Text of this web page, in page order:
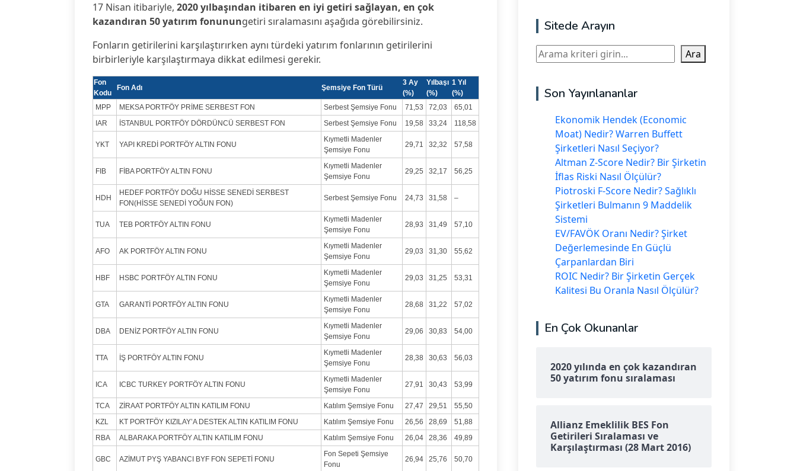
17 Nisan itibariyle, 2020 yılbaşından itibaren en iyi getiri sağlayan, en çok
kazandıran 50 yatırım fonunungetiri sıralamasını aşağıda görebilirsiniz.
Fonların getirilerini karşılaştırırken aynı türdeki yatırım fonlarının getirilerini
birbirleriyle karşılaştırmaya dikkat edilmesi gerekir.
Fon
Kodu
Fon Adı Şemsiye Fon Türü
3 Ay
(%)
Yılbaşı
(%)
1 Yıl
(%)
MPP
MEKSA PORTFÖY PRİME SERBEST FON Serbest Şemsiye Fonu 71,53 72,03
65,01
IAR
İSTANBUL PORTFÖY DÖRDÜNCÜ SERBEST FON Serbest Şemsiye Fonu 19,58 33,24 118,58
YKT YAPI KREDİ PORTFÖY ALTIN FONU
Kıymetli Madenler
Şemsiye Fonu
29,71 32,32 57,58
FIB FİBA PORTFÖY ALTIN FONU
Kıymetli Madenler
Şemsiye Fonu
29,25 32,17 56,25
HDH
HEDEF PORTFÖY DOĞU HİSSE SENEDİ SERBEST
FON(HİSSE SENEDİ YOĞUN FON)
Serbest Şemsiye Fonu 24,73 31,58 –
TUA TEB PORTFÖY ALTIN FONU
Kıymetli Madenler
Şemsiye Fonu
28,93 31,49 57,10
AFO AK PORTFÖY ALTIN FONU
Kıymetli Madenler
Şemsiye Fonu
29,03 31,30 55,62
HBF HSBC PORTFÖY ALTIN FONU
Kıymetli Madenler
Şemsiye Fonu
29,03 31,25 53,31
GTA GARANTİ PORTFÖY ALTIN FONU
Kıymetli Madenler
Şemsiye Fonu
28,68 31,22 57,02
DBA DENİZ PORTFÖY ALTIN FONU
Kıymetli Madenler
Şemsiye Fonu
29,06 30,83 54,00
TTA İŞ PORTFÖY ALTIN FONU
Kıymetli Madenler
Şemsiye Fonu
28,38 30,63 56,03
ICA ICBC TURKEY PORTFÖY ALTIN FONU
Kıymetli Madenler
Şemsiye Fonu
27,91 30,43 53,99
TCA ZİRAAT PORTFÖY ALTIN KATILIM FONU Katılım Şemsiye Fonu 27,47 29,51
55,50
KZL
KT PORTFÖY KIZILAY’A DESTEK ALTIN KATILIM FONU Katılım Şemsiye Fonu 26,56 28,69
51,88
RBA
ALBARAKA PORTFÖY ALTIN KATILIM FONU Katılım Şemsiye Fonu 26,04 28,36 49,89
GBC AZİMUT PYŞ YABANCI BYF FON SEPETİ FONU
Fon Sepeti Şemsiye
Fonu
26,94 25,76 50,70
Sitede Arayın
Ara Ara
Son Yayınlananlar
Ekonomik Hendek (Economic
Moat) Nedir? Warren Buffett
Şirketleri Nasıl Seçiyor?
Altman Z-Score Nedir? Bir Şirketin
İflas Riski Nasıl Ölçülür?
Piotroski F-Score Nedir? Sağlıklı
Şirketleri Bulmanın 9 Maddelik
Sistemi
EV/FAVÖK Oranı Nedir? Şirket
Değerlemesinde En Güçlü
Çarpanlardan Biri
ROIC Nedir? Bir Şirketin Gerçek
Kalitesi Bu Oranla Nasıl Ölçülür?
En Çok Okunanlar
2020 yılında en çok kazandıran
50 yatırım fonu sıralaması
Allianz Emeklilik BES Fon
Getirileri Sıralaması ve
Karşılaştırması (28 Mart 2016)